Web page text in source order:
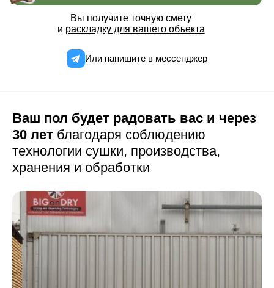
Вы получите точную смету
и раскладку для вашего объекта
Или напишите в мессенджер
Ваш пол будет радовать вас и через
30 лет благодаря соблюдению
технологии сушки, производства,
хранения и обработки